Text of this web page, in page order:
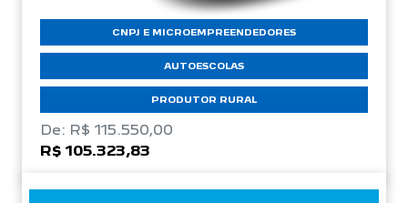
CNPJ E MICROEMPREENDEDORES
AUTOESCOLAS
PRODUTOR RURAL
De: R$ 115.550,00
R$ 105.323,83